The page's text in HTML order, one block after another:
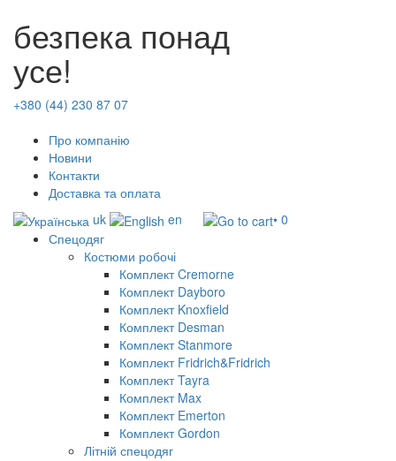
безпека понад
усе!
+380 (44) 230 87 07
Про компанію
Новини
Контакти
Доставка та оплата
uk
en
• 0
Спецодяг
Костюми робочі
Комплект Cremorne
Комплект Dayboro
Комплект Knoxfield
Комплект Desman
Комплект Stanmore
Комплект Fridrich&Fridrich
Комплект Tayra
Комплект Max
Комплект Emerton
Комплект Gordon
Літній спецодяг